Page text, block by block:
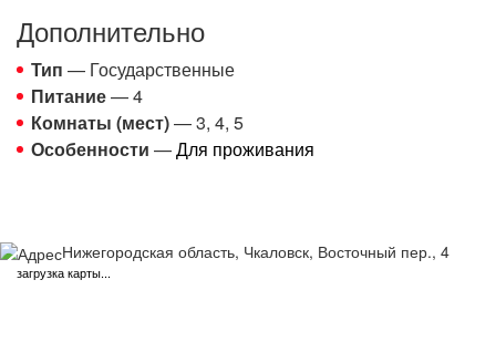
Дополнительно
Тип — Государственные
Питание— 4
Комнаты (мест)— 3, 4, 5
Особенности —Для проживания
Нижегородская область, Чкаловск, Восточный пер., 4
загрузка карты...